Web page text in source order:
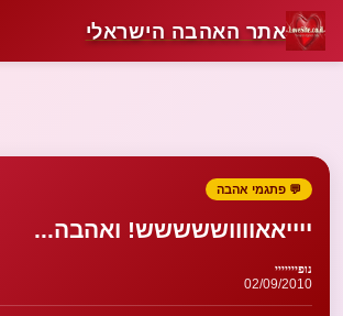
אתר האהבה הישראלי
💬 פתגמי אהבה
ייייאאווווששששש! ואהבה...
נופייייייי
02/09/2010